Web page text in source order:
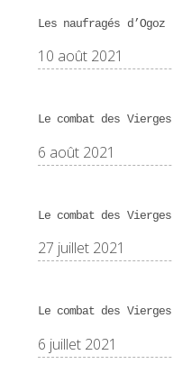
Les naufragés d’Ogoz
10 août 2021
Le combat des Vierges
6 août 2021
Le combat des Vierges
27 juillet 2021
Le combat des Vierges
6 juillet 2021